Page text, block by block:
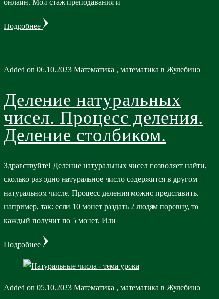
онлайн. Мой стаж преподавания и
Подробнее
Added on 06.10.2023 Математика , математика в Жулебино
Деление натуральных
чисел. Процесс деления.
Деление столбиком.
Здравствуйте! Деление натуральных чисел позволяет найти,
сколько раз одно натуральное число содержится в другом
натуральном числе. Процесс деления можно представить,
например, так: если 10 монет раздать 2 людям поровну, то
каждый получит по 5 монет. Или
Подробнее
Added on 05.10.2023 Математика , математика в Жулебино